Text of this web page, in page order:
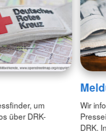
um
über DRK-
Wir
DRK.